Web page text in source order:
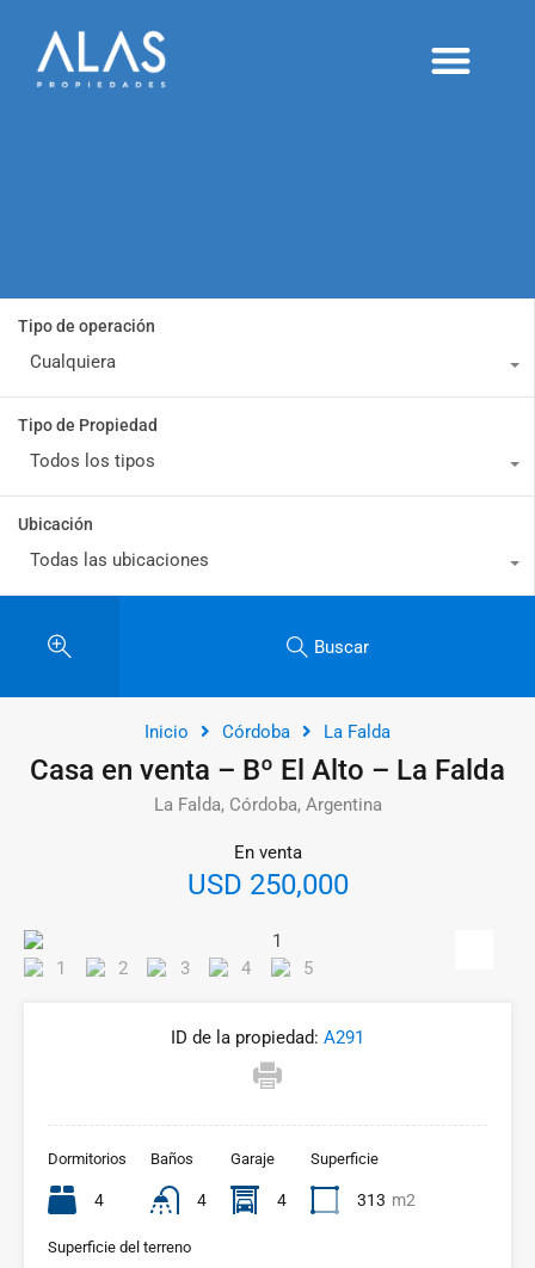
Tipo de operación
Cualquiera
Tipo de Propiedad
Todos los tipos
Ubicación
Todas las ubicaciones
Buscar
Inicio Córdoba La Falda
Casa en venta – Bº El Alto – La Falda
La Falda, Córdoba, Argentina
En venta
USD 250,000
ID de la propiedad: A291
Dormitorios
4
Baños
4
Garaje
4
Superficie
313 m2
Superficie del terreno